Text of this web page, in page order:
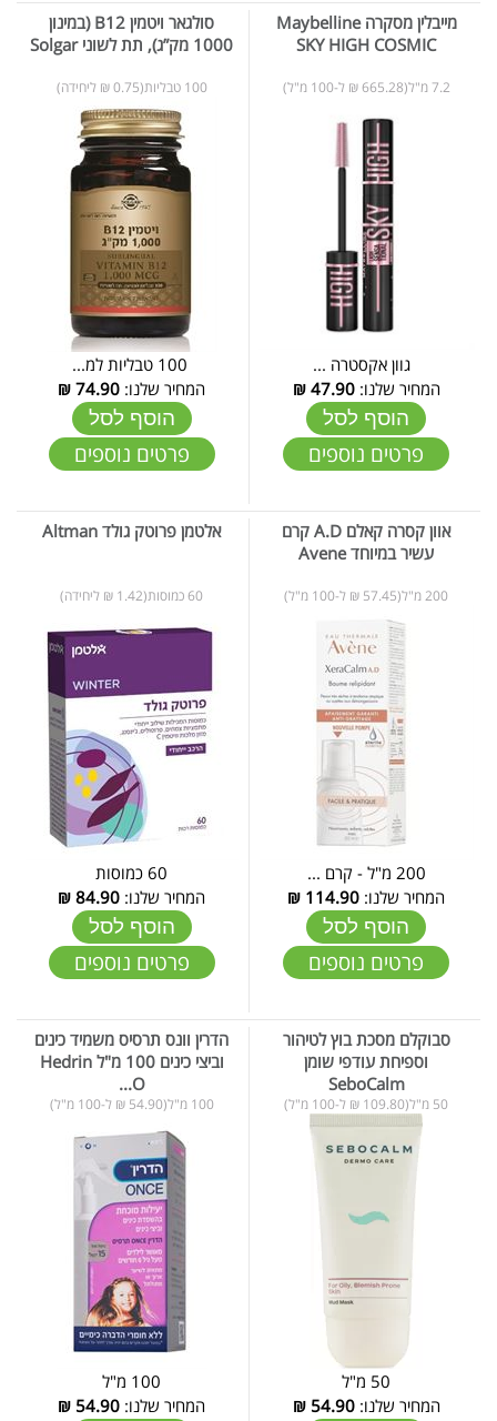
מייבלין מסקרה Maybelline
SKY HIGH COSMIC
7.2 מ"ל(665.28 ₪ ל-100 מ"ל)
גוון אקסטרה ...
המחיר שלנו:47.90
₪
הוסף לסל
פרטים נוספים
סולגאר ויטמין B12 (במינון
1000 מק”ג), תת לשוני Solgar
100 טבליות(0.75 ₪ ליחידה)
המחיר שלנו: 74.90
₪
הוסף לסל
פרטים נוספים
אוון קסרה קאלם A.D קרם
עשיר במיוחד Avene
200 מ"ל(57.45 ₪ ל-100 מ"ל)
200 מ"ל - קרם ...
המחיר שלנו: 114.90
₪
הוסף לסל
פרטים נוספים
אלטמן פרוטק גולד Altman
60 כמוסות(1.42 ₪ ליחידה)
60 כמוסות
המחיר שלנו: 84.90
₪
הוסף לסל
פרטים נוספים
סבוקלם מסכת בוץ לטיהור
וספיחת עודפי שומן
SeboCalm
50 מ"ל(109.80 ₪ ל-100 מ"ל)
50 מ"ל
המחיר שלנו:54.90
₪
הדרין וונס תרסיס משמיד כינים
וביצי כינים 100 מ"ל Hedrin
O...
100 מ"ל(54.90 ₪ ל-100 מ"ל)
100 מ"ל
המחיר שלנו: 54.90
₪